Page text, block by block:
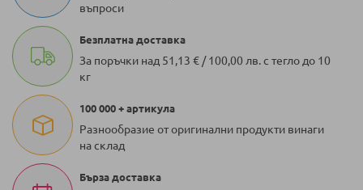
въпроси
Безплатна доставка
За поръчки над 51,13 € / 100,00 лв. с тегло до 10
кг
100 000 + артикула
Разнообразие от оригинални продукти винаги
на склад
Бърза доставка